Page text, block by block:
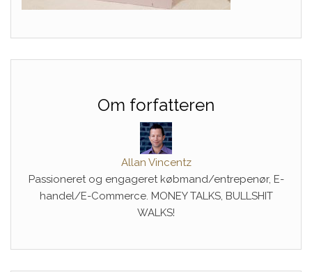
Om forfatteren
Allan Vincentz
Passioneret og engageret købmand/entrepenør, E-
handel/E-Commerce. MONEY TALKS, BULLSHIT
WALKS!